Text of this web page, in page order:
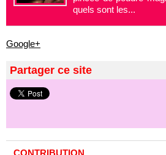
quels sont les...
Google+
Partager ce site
CONTRIBUTION